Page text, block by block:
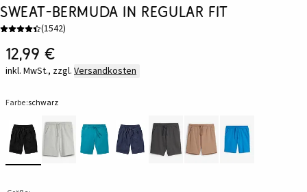
Sweat-Bermuda in Regular Fit
(1542)
12,99 €
inkl. MwSt., zzgl. Versandkosten
Farbe:schwarz